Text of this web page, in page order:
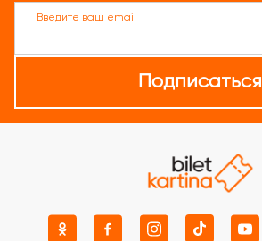
Введите ваш email
Подписаться